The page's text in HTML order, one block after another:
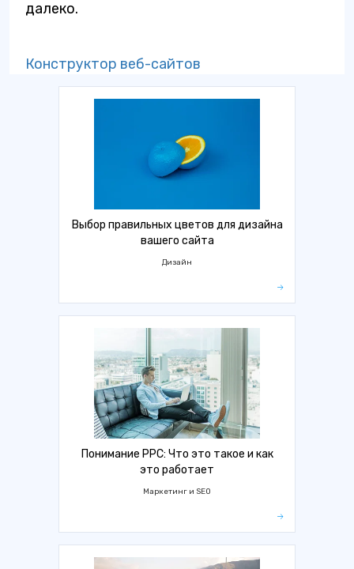
далеко.
Конструктор веб-сайтов
Выбор правильных цветов для дизайна
вашего сайта
Дизайн
Понимание PPC: Что это такое и как
это работает
Маркетинг и SEO